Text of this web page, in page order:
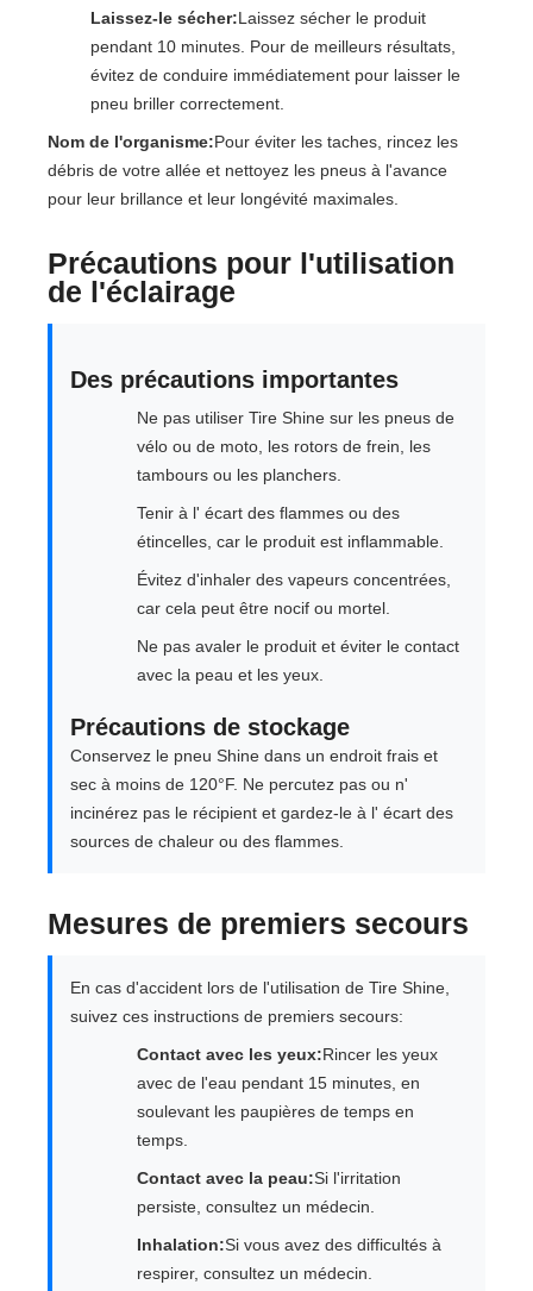
Laissez-le sécher:Laissez sécher le produit
pendant 10 minutes. Pour de meilleurs résultats,
évitez de conduire immédiatement pour laisser le
pneu briller correctement.
Nom de l'organisme:Pour éviter les taches, rincez les
débris de votre allée et nettoyez les pneus à l'avance
pour leur brillance et leur longévité maximales.
Précautions pour l'utilisation
de l'éclairage
Des précautions importantes
Ne pas utiliser Tire Shine sur les pneus de
vélo ou de moto, les rotors de frein, les
tambours ou les planchers.
Tenir à l' écart des flammes ou des
étincelles, car le produit est inflammable.
Évitez d'inhaler des vapeurs concentrées,
car cela peut être nocif ou mortel.
Ne pas avaler le produit et éviter le contact
avec la peau et les yeux.
Précautions de stockage
Conservez le pneu Shine dans un endroit frais et
sec à moins de 120°F. Ne percutez pas ou n'
incinérez pas le récipient et gardez-le à l' écart des
sources de chaleur ou des flammes.
Mesures de premiers secours
En cas d'accident lors de l'utilisation de Tire Shine,
suivez ces instructions de premiers secours:
Contact avec les yeux:Rincer les yeux
avec de l'eau pendant 15 minutes, en
soulevant les paupières de temps en
temps.
Contact avec la peau:Si l'irritation
persiste, consultez un médecin.
Inhalation:Si vous avez des difficultés à
respirer, consultez un médecin.